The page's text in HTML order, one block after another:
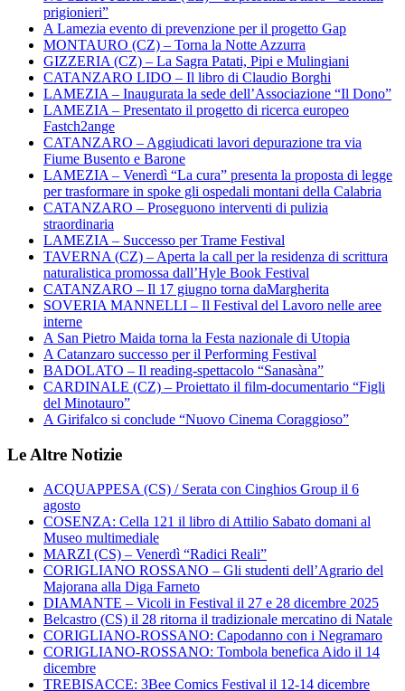
prigionieri”
A Lamezia evento di prevenzione per il progetto Gap
MONTAURO (CZ) – Torna la Notte Azzurra
GIZZERIA (CZ) – La Sagra Patati, Pipi e Mulingiani
CATANZARO LIDO – Il libro di Claudio Borghi
LAMEZIA – Inaugurata la sede dell’Associazione “Il Dono”
LAMEZIA – Presentato il progetto di ricerca europeo
Fastch2ange
CATANZARO – Aggiudicati lavori depurazione tra via
Fiume Busento e Barone
LAMEZIA – Venerdì “La cura” presenta la proposta di legge
per trasformare in spoke gli ospedali montani della Calabria
CATANZARO – Proseguono interventi di pulizia
straordinaria
LAMEZIA – Successo per Trame Festival
TAVERNA (CZ) – Aperta la call per la residenza di scrittura
naturalistica promossa dall’Hyle Book Festival
CATANZARO – Il 17 giugno torna daMargherita
SOVERIA MANNELLI – Il Festival del Lavoro nelle aree
interne
A San Pietro Maida torna la Festa nazionale di Utopia
A Catanzaro successo per il Performing Festival
BADOLATO – Il reading-spettacolo “Sanasàna”
CARDINALE (CZ) – Proiettato il film-documentario “Figli
del Minotauro”
A Girifalco si conclude “Nuovo Cinema Coraggioso”
Le Altre Notizie
ACQUAPPESA (CS) / Serata con Cinghios Group il 6
agosto
COSENZA: Cella 121 il libro di Attilio Sabato domani al
Museo multimediale
MARZI (CS) – Venerdì “Radici Reali”
CORIGLIANO ROSSANO – Gli studenti dell’Agrario del
Majorana alla Diga Farneto
DIAMANTE – Vicoli in Festival il 27 e 28 dicembre 2025
Belcastro (CS) il 28 ritorna il tradizionale mercatino di Natale
CORIGLIANO-ROSSANO: Capodanno con i Negramaro
CORIGLIANO-ROSSANO: Tombola benefica Aido il 14
dicembre
TREBISACCE: 3Bee Comics Festival il 12-14 dicembre